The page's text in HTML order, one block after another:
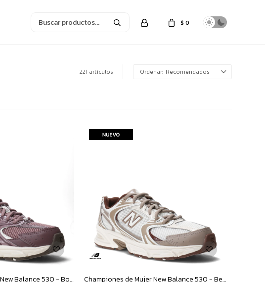
$ 0
221 artículos Recomendados
Championes de Mujer New Balance 530 - Bordó Championes de Mujer New Balance 530 - Beige - Marron